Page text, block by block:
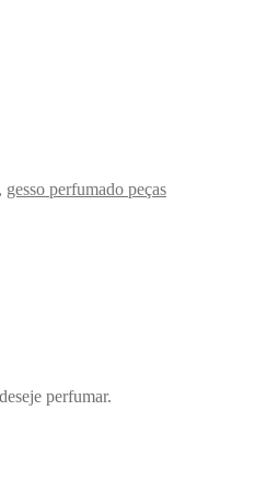
, gesso perfumado peças
perfumar.